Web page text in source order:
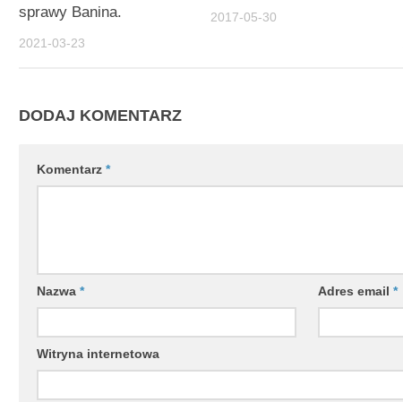
sprawy Banina.
2021-03-23
2017-05-30
DODAJ KOMENTARZ
Komentarz *
Nazwa * Adres email*
Witryna internetowa